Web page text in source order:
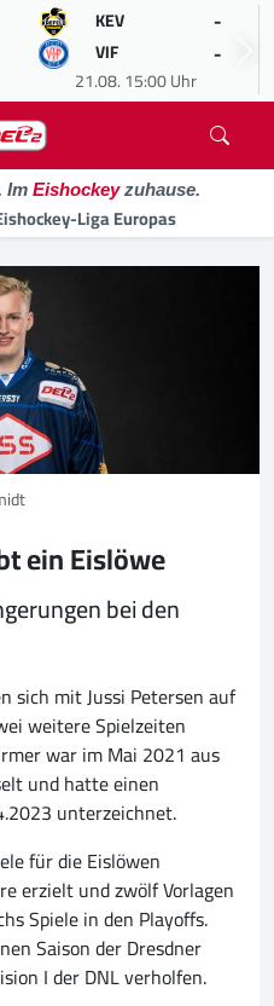
KEV -
VIF -
21.08. 15:00 Uhr
Im Eishockeyzuhause.
Liga Europas
ein Eislöwe
bei den
sich mit Jussi Petersen auf
weitere Spielzeiten
war im Mai 2021 aus
und hatte einen
unterzeichnet.
für die Eislöwen
erzielt und zwölf Vorlagen
Spiele in den Playoffs.
Saison der Dresdner
I der DNL verholfen.